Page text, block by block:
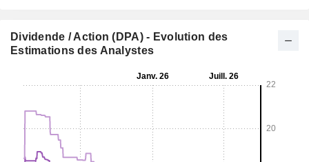
Dividende / Action (DPA) - Evolution des
Estimations des Analystes